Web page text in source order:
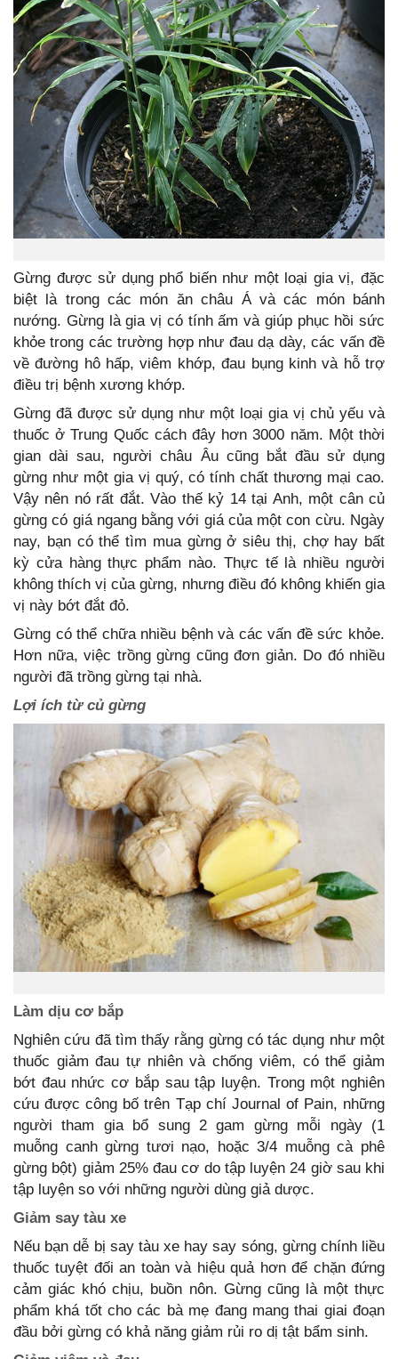
Gừng được sử dụng phổ biến như một loại gia vị, đặc
biệt là trong các món ăn châu Á và các món bánh
nướng. Gừng là gia vị có tính ấm và giúp phục hồi sức
khỏe trong các trường hợp như đau dạ dày, các vấn đề
về đường hô hấp, viêm khớp, đau bụng kinh và hỗ trợ
điều trị bệnh xương khớp.
Gừng đã được sử dụng như một loại gia vị chủ yếu và
thuốc ở Trung Quốc cách đây hơn 3000 năm. Một thời
gian dài sau, người châu Âu cũng bắt đầu sử dụng
gừng như một gia vị quý, có tính chất thương mại cao.
Vậy nên nó rất đắt. Vào thế kỷ 14 tại Anh, một cân củ
gừng có giá ngang bằng với giá của một con cừu. Ngày
nay, bạn có thể tìm mua gừng ở siêu thị, chợ hay bất
kỳ cửa hàng thực phẩm nào. Thực tế là nhiều người
không thích vị của gừng, nhưng điều đó không khiến gia
vị này bớt đắt đỏ.
Gừng có thể chữa nhiều bệnh và các vấn đề sức khỏe.
Hơn nữa, việc trồng gừng cũng đơn giản. Do đó nhiều
người đã trồng gừng tại nhà.
Lợi ích từ củ gừng
Làm dịu cơ bắp
Nghiên cứu đã tìm thấy rằng gừng có tác dụng như một
thuốc giảm đau tự nhiên và chống viêm, có thể giảm
bớt đau nhức cơ bắp sau tập luyện. Trong một nghiên
cứu được công bố trên Tạp chí Journal of Pain, những
người tham gia bổ sung 2 gam gừng mỗi ngày (1
muỗng canh gừng tươi nạo, hoặc 3/4 muỗng cà phê
gừng bột) giảm 25% đau cơ do tập luyện 24 giờ sau khi
tập luyện so với những người dùng giả dược.
Giảm say tàu xe
Nếu bạn dễ bị say tàu xe hay say sóng, gừng chính liều
thuốc tuyệt đối an toàn và hiệu quả hơn để chặn đứng
cảm giác khó chịu, buồn nôn. Gừng cũng là một thực
phẩm khá tốt cho các bà mẹ đang mang thai giai đoạn
đầu bởi gừng có khả năng giảm rủi ro dị tật bẩm sinh.